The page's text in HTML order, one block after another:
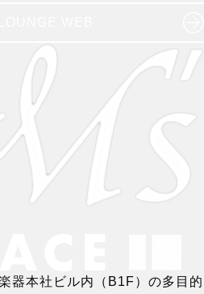
器本社ビル内（B1F）の多目的